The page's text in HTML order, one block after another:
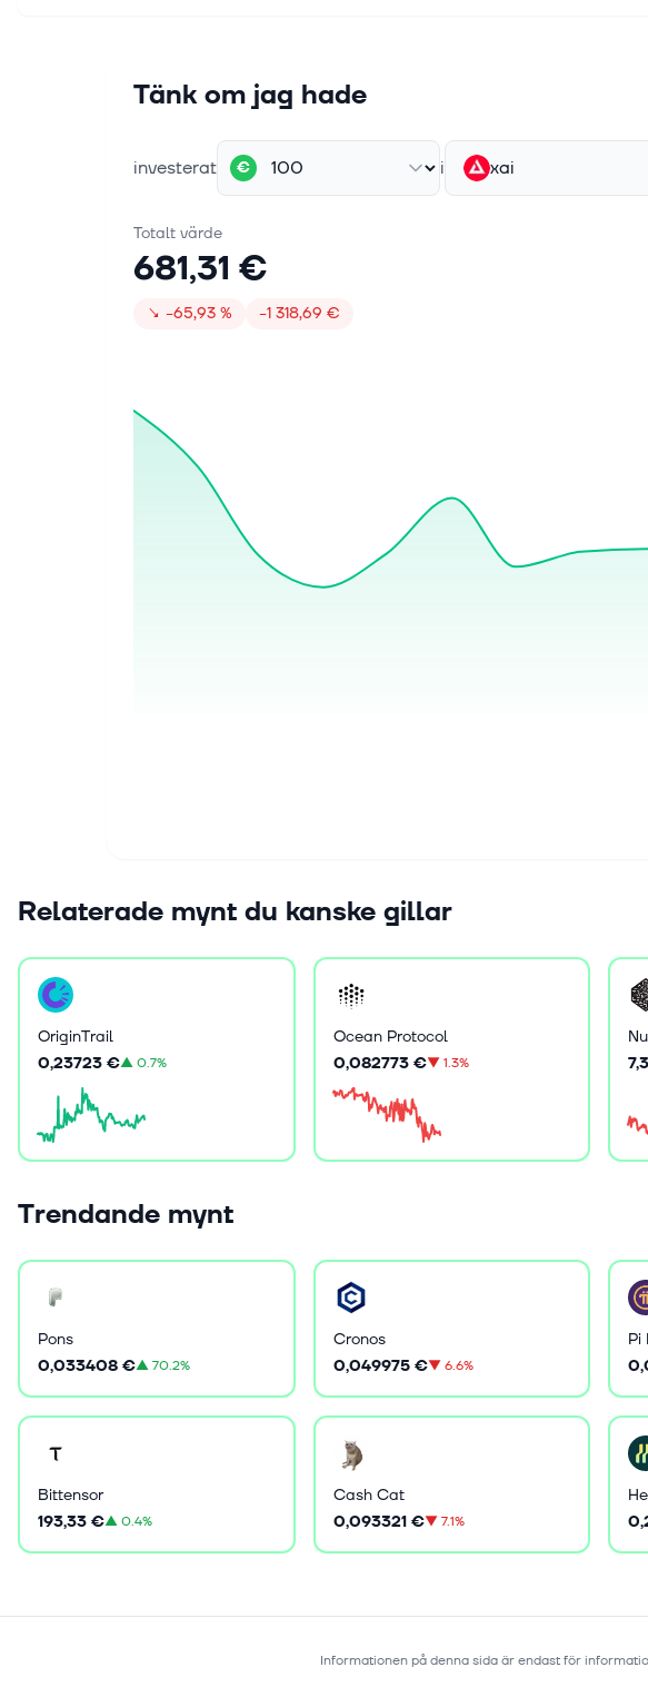
Tänk om jag hade
investerat € i xai
Totalt värde
681,31 €
↘ −65,93 % −1 318,69 €
Relaterade mynt du kanske gillar
OriginTrail
0,23723 €▲0.7%
Ocean Protocol
0,082773 €▼ 1.3%
Trendande mynt
Pons
0,033408 €▲70.2%
Cronos
0,049975 €▼ 6.6%
Pi
Bittensor
193,33 €▲0.4%
Cash Cat
0,093321 €▼ 7.1%
Informationen på denna sida är endast för